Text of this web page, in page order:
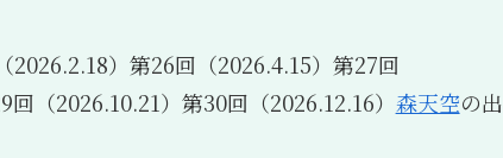
2026.2.18）第26回（2026.4.15）第27回
（2026.10.21）第30回（2026.12.16） 森天空の出